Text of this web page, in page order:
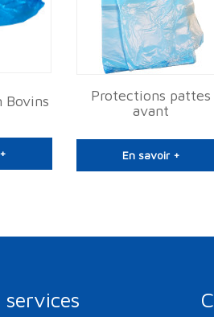
Bovins
Protections pattes
avant
En savoir +
services